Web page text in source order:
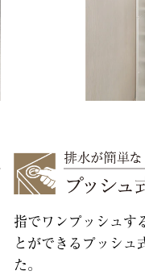
指でワンプッシュす
とができるプッシュ
た。